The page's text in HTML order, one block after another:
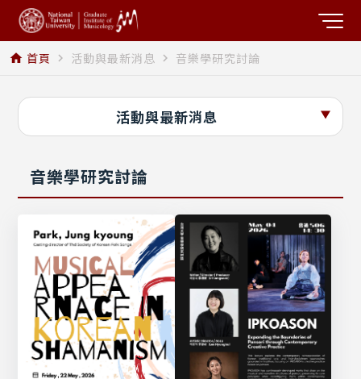
home 首頁 navigate_next 活動與最新消息 navigate_next 音樂學研究討論
活動與最新消息
音樂學研究討論